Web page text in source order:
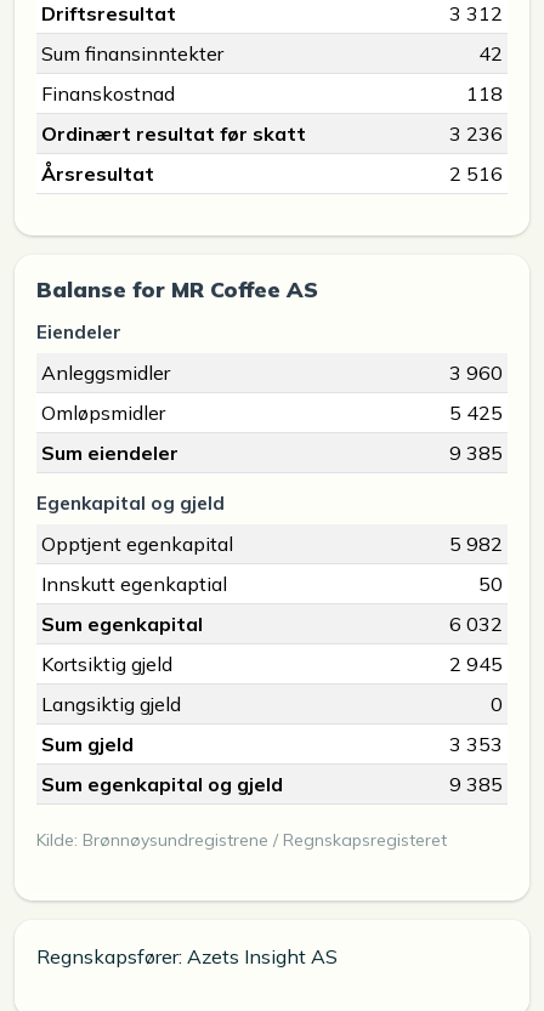
Driftsresultat
3 312
Sum finansinntekter
42
Finanskostnad
118
Ordinært resultat før skatt
3 236
Årsresultat
2 516
Balanse for MR Coffee AS
Eiendeler
Anleggsmidler
3 960
Omløpsmidler
5 425
Sum eiendeler
9 385
Egenkapital og gjeld
Opptjent egenkapital
5 982
Innskutt egenkaptial
50
Sum egenkapital
6 032
Kortsiktig gjeld
2 945
Langsiktig gjeld
0
Sum gjeld
3 353
Sum egenkapital og gjeld
9 385
Kilde: Brønnøysundregistrene / Regnskapsregisteret
Regnskapsfører: Azets Insight AS